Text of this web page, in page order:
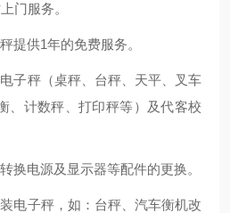
门服务。
提供1年的免费服务。
子秤（桌秤、台秤、天平、叉车
、计数秤、打印秤等）及代客校
换电源及显示器等配件的更换。
电子秤，如：台秤、汽车衡机改